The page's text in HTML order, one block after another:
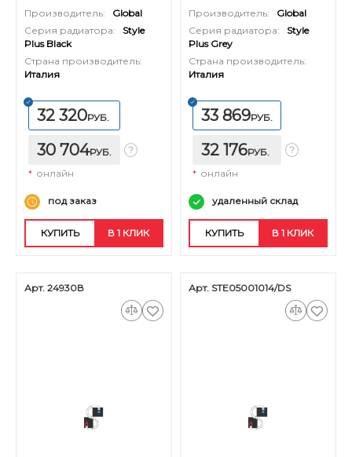
Производитель:
Global
Серия радиатора:
Style
Plus Black
Страна производитель:
Италия
32 320РУБ.
30 704РУБ.
* онлайн
под заказ
КУПИТЬ В 1 КЛИК
Производитель:
Global
Серия радиатора:
Style
Plus Grey
Страна производитель:
Италия
33 869РУБ.
32 176РУБ.
* онлайн
удаленный склад
КУПИТЬ В 1 КЛИК
Арт. 24930В Арт. STE05001014/DS